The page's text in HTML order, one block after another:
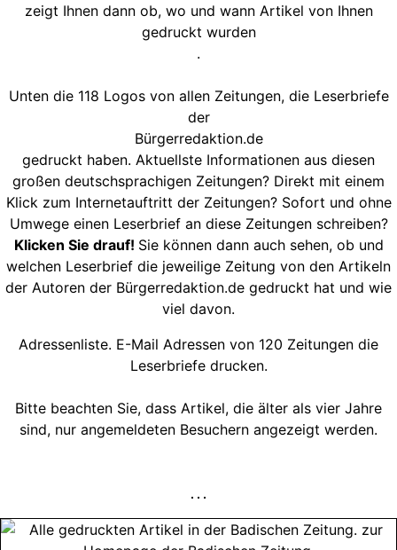
zeigt Ihnen dann ob, wo und wann Artikel von Ihnen
gedruckt wurden
.
Unten die 118 Logos von allen Zeitungen, die Leserbriefe
der
Bürgerredaktion.de
gedruckt haben. Aktuellste Informationen aus diesen
großen deutschsprachigen Zeitungen? Direkt mit einem
Klick zum Internetauftritt der Zeitungen? Sofort und ohne
Umwege einen Leserbrief an diese Zeitungen schreiben?
Klicken Sie drauf! Sie können dann auch sehen, ob und
welchen Leserbrief die jeweilige Zeitung von den Artikeln
der Autoren der Bürgerredaktion.de gedruckt hat und wie
viel davon.
Adressenliste. E-Mail Adressen von 120 Zeitungen die
Leserbriefe drucken.
Bitte beachten Sie, dass Artikel, die älter als vier Jahre
sind, nur angemeldeten Besuchern angezeigt werden.